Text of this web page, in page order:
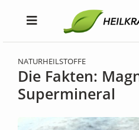
NATURHEILSTOFFE
Die Fakten:
Supermineral